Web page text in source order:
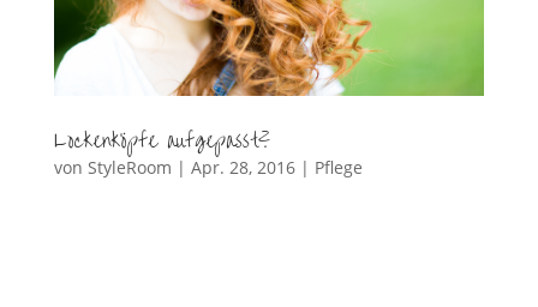
Lockenköpfe aufgepasst?
von StyleRoom | Apr. 28, 2016| Pflege